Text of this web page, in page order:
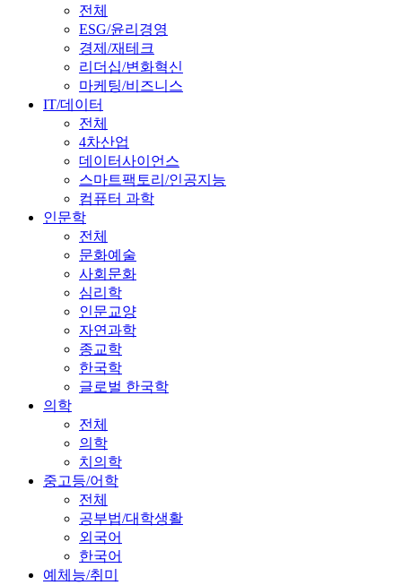
전체
ESG/윤리경영
경제/재테크
리더십/변화혁신
마케팅/비즈니스
IT/데이터
전체
4차산업
데이터사이언스
스마트팩토리/인공지능
컴퓨터 과학
인문학
전체
문화예술
사회문화
심리학
인문교양
자연과학
종교학
한국학
글로벌 한국학
의학
전체
의학
치의학
중고등/어학
전체
공부법/대학생활
외국어
한국어
예체능/취미